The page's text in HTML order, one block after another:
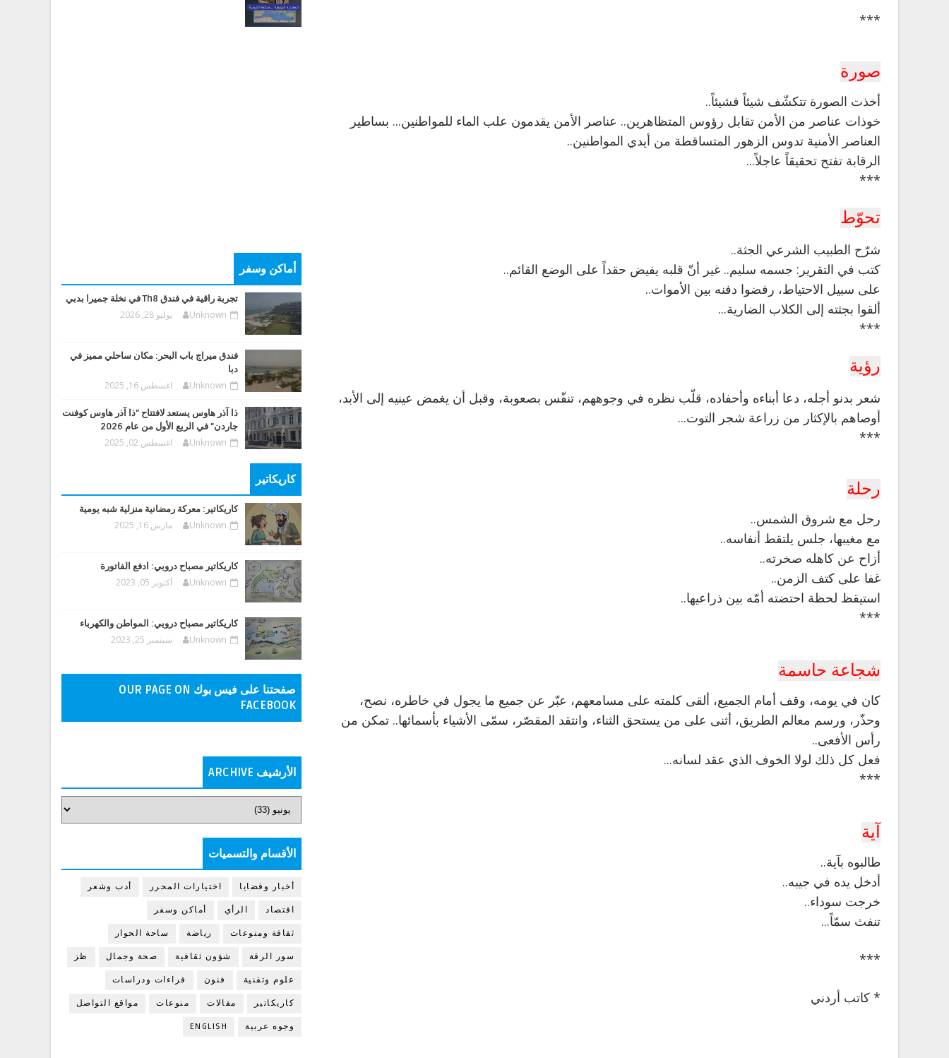
***
صورة
أخذت الصورة تتكشّف شيئاً فشيئاً..
خوذات عناصر من الأمن تقابل رؤوس المتظاهرين.. عناصر الأمن يقدمون علب الماء للمواطنين... بساطير
العناصر الأمنية تدوس الزهور المتساقطة من أيدي المواطنين..
الرقابة تفتح تحقيقاً عاجلاً...
***
تحوّط
شرّح الطبيب الشرعي الجثة..
كتب في التقرير: جسمه سليم.. غير أنّ قلبه يفيض حقداً على الوضع القائم..
على سبيل الاحتياط، رفضوا دفنه بين الأموات..
ألقوا بجثته إلى الكلاب الضارية...
***
رؤية
شعر بدنو أجله، دعا أبناءه وأحفاده، قلّب نظره في وجوههم، تنفّس بصعوبة، وقبل أن يغمض عينيه إلى الأبد،
أوصاهم بالإكثار من زراعة شجر التوت...
***
رحلة
رحل مع شروق الشمس..
مع مغيبها، جلس يلتقط أنفاسه..
أزاح عن كاهله صخرته..
غفا على كتف الزمن..
استيقظ لحظة احتضته أمّه بين ذراعيها..
***
شجاعة حاسمة
كان في يومه، وقف أمام الجميع، ألقى كلمته على مسامعهم، عبّر عن جميع ما يجول في خاطره، نصح،
وحذّر، ورسم معالم الطريق، أثنى على من يستحق الثناء، وانتقد المقصّر، سمّى الأشياء بأسمائها.. تمكن من
رأس الأفعى..
فعل كل ذلك لولا الخوف الذي عقد لسانه...
***
آية
طالبوه بآية..
أدخل يده في جيبه..
خرجت سوداء..
تنفث سمّاً...
***
* كاتب أردني
أماكن وسفر
تجربة راقية في فندق Th8 في نخلة جميرا بدبي
Unknown يوليو 28, 2026
فندق ميراج باب البحر: مكان ساحلي مميز في
دبا
Unknown اغسطس 16, 2025
ذا آذر هاوس يستعد لافتتاح "ذا آذر هاوس كوفنت
جاردن" في الربع الأول من عام 2026
Unknown اغسطس 02, 2025
كاريكاتير
كاريكاتير: معركة رمضانية منزلية شبه يومية
Unknown مارس 16, 2025
كاريكاتير مصباح دروبي: ادفع الفاتورة
Unknown أكتوبر 05, 2023
كاريكاتير مصباح دروبي: المواطن والكهرباء
Unknown سبتمبر 25, 2023
صفحتنا على فيس بوك OUR PAGE ON
FACEBOOK
الأرشيف ARCHIVE
الأقسام والتسميات
أخبار وقضايا اختيارات المحرر أدب وشعر
اقتصاد الرأي أماكن وسفر
ثقافة ومنوعات رياضة ساحة الحوار
سور الرقة شؤون ثقافية صحة وجمال ظز
علوم وتقنية فنون قراءات ودراسات
كاريكاتير مقالات منوعات مواقع التواصل
وجوه عربية ENGLISH